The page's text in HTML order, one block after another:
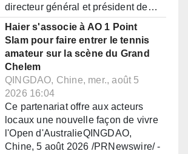
directeur général et président de…
Haier s'associe à AO 1 Point
Slam pour faire entrer le tennis
amateur sur la scène du Grand
Chelem
QINGDAO, Chine, mer., août 5
2026 16:04
Ce partenariat offre aux acteurs
locaux une nouvelle façon de vivre
l'Open d'AustralieQINGDAO,
Chine, 5 août 2026 /PRNewswire/ -